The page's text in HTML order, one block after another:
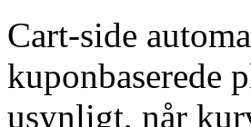
Cart-side
kuponbaserede
usynligt, når